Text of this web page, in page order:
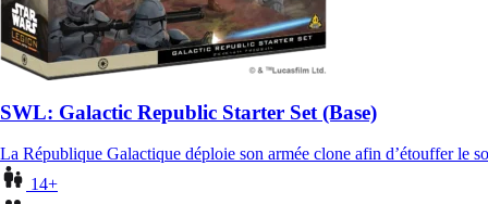
SWL: Galactic Republic Starter Set (Base)
La République Galactique déploie son armée clone afin d’étouffer le
14+